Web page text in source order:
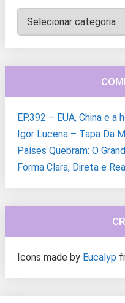
Categorias
EP.392 – EUA, China e
Igor Lucena – Tapa Da
Países Quebram: O
Forma Clara, Direta e
Icons made by Eucalyp